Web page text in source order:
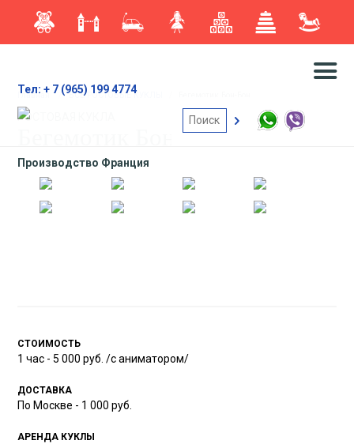
Тел: + 7 (965) 199 4774
Главная / ВСЕ РОСТОВЫЕ КУКЛЫ
РОСТОВАЯ КУКЛА
Бегемотик Бон-Бон
Производство Франция
СТОИМОСТЬ
1 час - 5 000 руб. /с аниматором/
ДОСТАВКА
По Москве - 1 000 руб.
АРЕНДА КУКЛЫ